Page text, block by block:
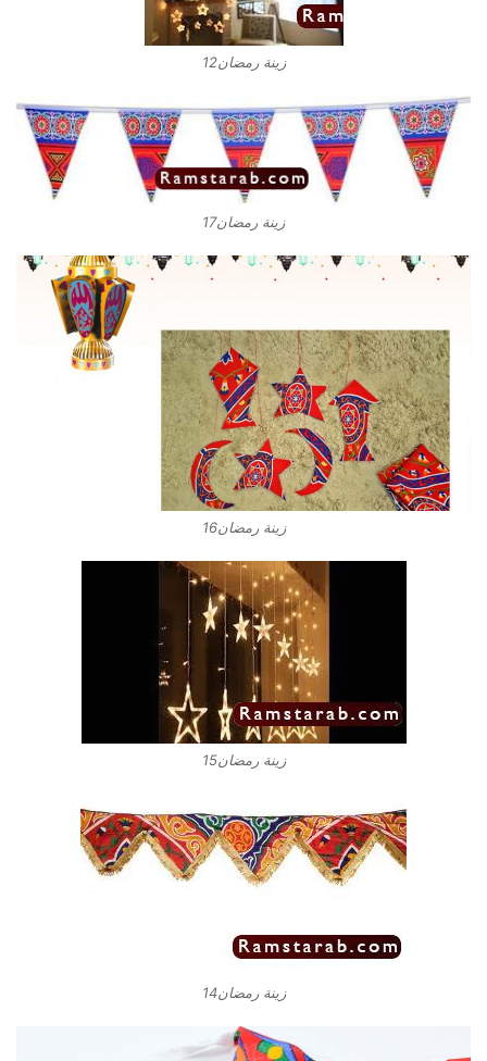
زينة رمضان12
زينة رمضان17
زينة رمضان16
زينة رمضان15
زينة رمضان14